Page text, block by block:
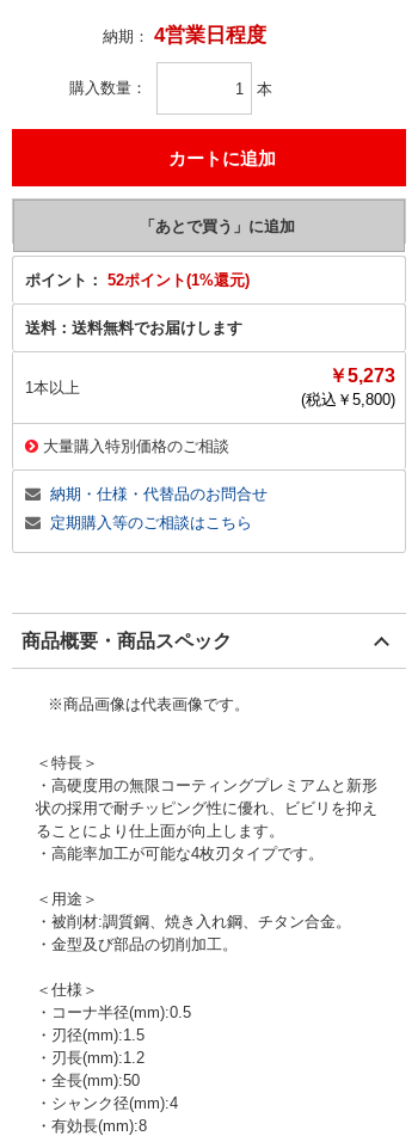
納期： 4営業日程度
購入数量 本
ポイント： 52ポイント(1%還元)
送料： 送料無料でお届けします
1本以上
￥5,273
(税込￥ 5,800)
大量購入特別価格のご相談
納期・仕様・代替品のお問合せ
定期購入等のご相談はこちら
商品概要・商品スペック
※商品画像は代表画像です。
＜特長＞
・高硬度用の無限コーティングプレミアムと新形
状の採用で耐チッピング性に優れ、ビビリを抑え
ることにより仕上面が向上します。
・高能率加工が可能な4枚刃タイプです。
＜用途＞
・被削材:調質鋼、焼き入れ鋼、チタン合金。
・金型及び部品の切削加工。
＜仕様＞
・コーナ半径(mm):0.5
・刃径(mm):1.5
・刃長(mm):1.2
・全長(mm):50
・シャンク径(mm):4
・有効長(mm):8